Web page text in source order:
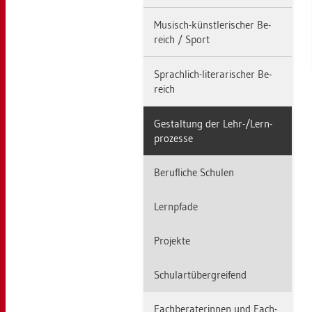
Mu­sisch-künst­le­ri­scher Be­
reich / Sport
Sprach­lich-li­te­ra­ri­scher Be­
reich
Ge­stal­tung der Lehr-/Lern­
pro­zes­se
Be­ruf­li­che Schu­len
Lern­pfa­de
Pro­jek­te
Schul­art­über­grei­fend
Fach­be­ra­te­rin­nen und Fach­